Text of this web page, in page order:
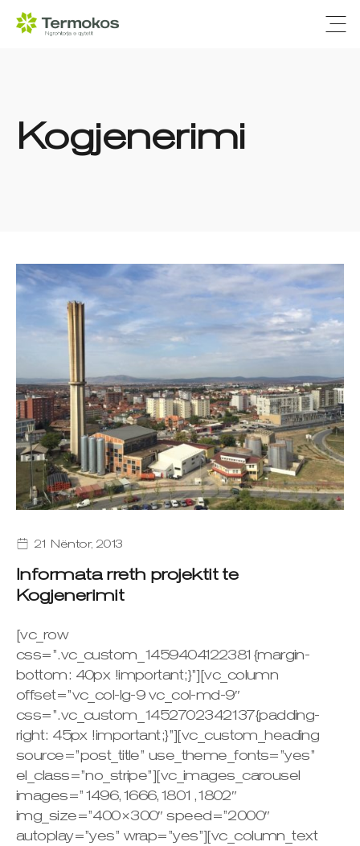
Kogjenerimi
21 Nëntor, 2013
Informata rreth projektit te
Kogjenerimit
[vc_row
css=”.vc_custom_1459404122381{margin-
bottom: 40px !important;}”][vc_column
offset=”vc_col-lg-9 vc_col-md-9″
css=”.vc_custom_1452702342137{padding-
right: 45px !important;}”][vc_custom_heading
source=”post_title” use_theme_fonts=”yes”
el_class=”no_stripe”][vc_images_carousel
images=”1496,1666,1801,1802″
img_size=”400×300″ speed=”2000″
autoplay=”yes” wrap=”yes”][vc_column_text